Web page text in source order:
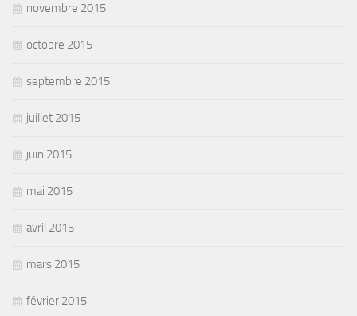
novembre 2015
octobre 2015
septembre 2015
juillet 2015
juin 2015
mai 2015
avril 2015
mars 2015
février 2015